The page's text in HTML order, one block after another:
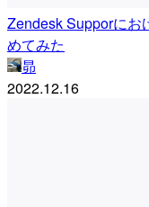
Zendesk Supporにお
めてみた
昴
2022.12.16